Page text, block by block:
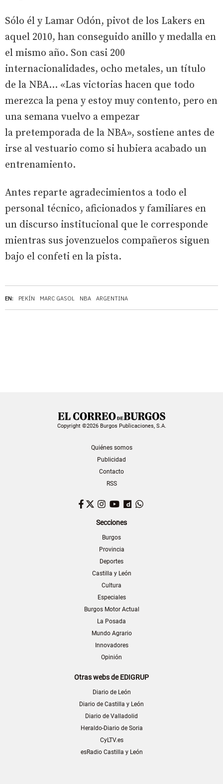
EN: PEKÍN MARC GASOL NBA ARGENTINA
Sólo él y Lamar Odón, pivot de los Lakers en
aquel 2010, han conseguido anillo y medalla en
el mismo año. Son casi 200
internacionalidades, ocho metales, un título
de la NBA... «Las victorias hacen que todo
merezca la pena y estoy muy contento, pero en
una semana vuelvo a empezar
la pretemporada de la NBA», sostiene antes de
irse al vestuario como si hubiera acabado un
entrenamiento.
Antes reparte agradecimientos a todo el
personal técnico, aficionados y familiares en
un discurso institucional que le corresponde
mientras sus jovenzuelos compañeros siguen
bajo el confeti en la pista.
Copyright ©2026 Burgos Publicaciones, S.A.
Quiénes somos
Publicidad
Contacto
RSS
Facebook
TwitterInstagram
YouTubeDailymotion
Secciones
Burgos
Provincia
Deportes
Castilla y León
Cultura
Especiales
Burgos Motor Actual
La Posada
Mundo Agrario
Innovadores
Opinión
Otras webs de EDIGRUP
Diario de León
Diario de Castilla y León
Diario de Valladolid
Heraldo-Diario de Soria
CyLTV.es
esRadio Castilla y León